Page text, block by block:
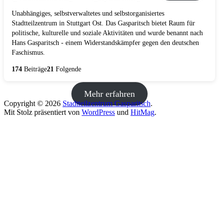
Unabhängiges, selbstverwaltetes und selbstorganisiertes
Stadtteilzentrum in Stuttgart Ost. Das Gasparitsch bietet Raum für
politische, kulturelle und soziale Aktivitäten und wurde benannt nach
Hans Gasparitsch - einem Widerstandskämpfer gegen den deutschen
Faschismus.
174 Beiträge21 Folgende
Mehr erfahren
Copyright © 2026 Stadtteilzentrum Gasparitsch.
Mit Stolz präsentiert von WordPress und HitMag.